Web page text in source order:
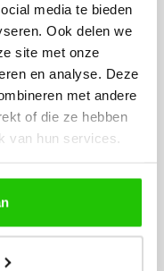
media te bieden
Ook delen we
site met onze
en analyse. Deze
met andere
of die ze hebben
van hun services.
LED